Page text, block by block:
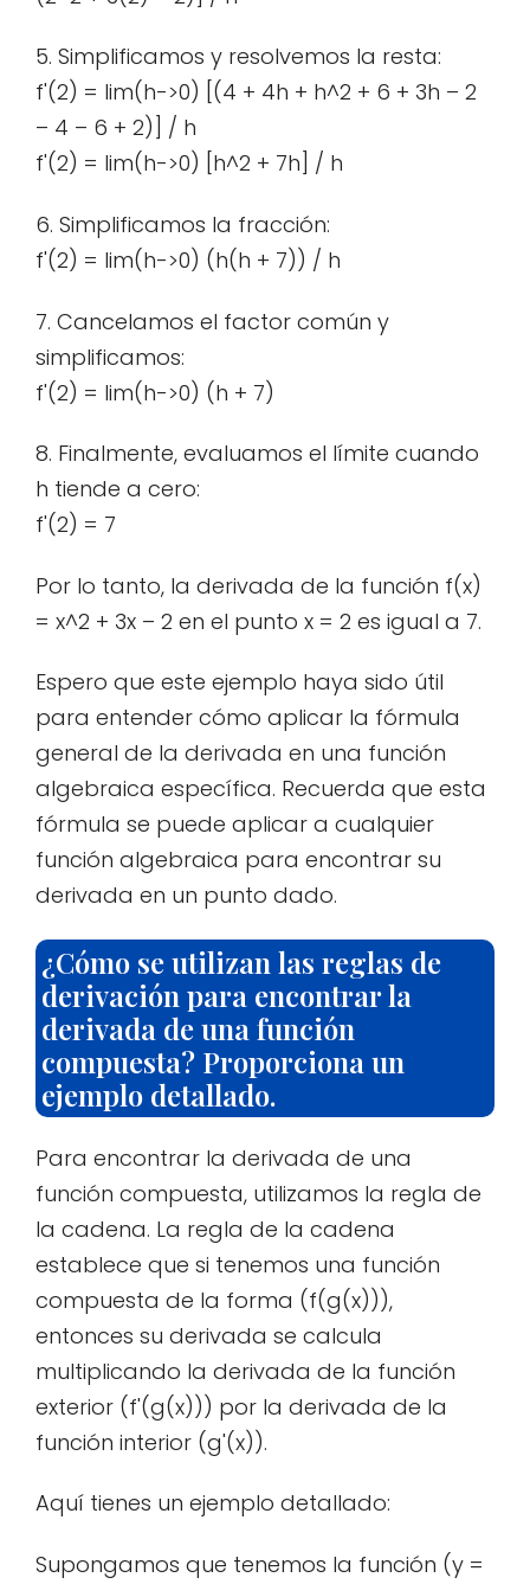
5. Simplificamos y resolvemos la resta:
f'(2) = lim(h->0) [(4 + 4h + h^2 + 6 + 3h – 2
– 4 – 6 + 2)] / h
f'(2) = lim(h->0) [h^2 + 7h] / h
6. Simplificamos la fracción:
f'(2) = lim(h->0) (h(h + 7)) / h
7. Cancelamos el factor común y
simplificamos:
f'(2) = lim(h->0) (h + 7)
8. Finalmente, evaluamos el límite cuando
h tiende a cero:
f'(2) = 7
Por lo tanto, la derivada de la función f(x)
= x^2 + 3x – 2 en el punto x = 2 es igual a 7.
Espero que este ejemplo haya sido útil
para entender cómo aplicar la fórmula
general de la derivada en una función
algebraica específica. Recuerda que esta
fórmula se puede aplicar a cualquier
función algebraica para encontrar su
derivada en un punto dado.
¿Cómo se utilizan las reglas de
derivación para encontrar la
derivada de una función
compuesta? Proporciona un
ejemplo detallado.
Para encontrar la derivada de una
función compuesta, utilizamos la regla de
la cadena. La regla de la cadena
establece que si tenemos una función
compuesta de la forma (f(g(x))),
entonces su derivada se calcula
multiplicando la derivada de la función
exterior (f'(g(x))) por la derivada de la
función interior (g'(x)).
Aquí tienes un ejemplo detallado:
Supongamos que tenemos la función (y =